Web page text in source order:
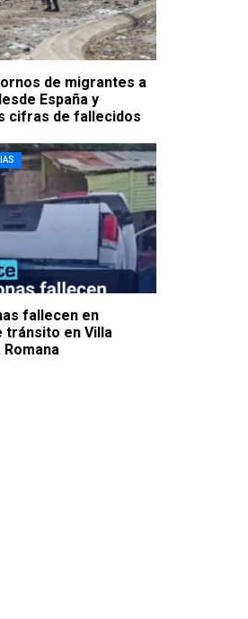
de migrantes a
España y
cifras de fallecidos
fallecen en
tránsito en Villa
Romana